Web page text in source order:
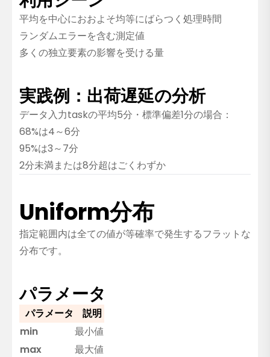
平均を中心におおよそ均等にばらつく処理時間
ランダムエラーを含む測定値
多くの独立要素の影響を受ける量
実践例：出荷遅延の分析
データ入力taskの平均5分・標準偏差1分の場合：
68%は4～6分
95%は3～7分
2分未満または8分超はごくわずか
Uniform分布
指定範囲内は全ての値が等確率で発生するフラットな
分布です。
パラメータ
パラメータ
説明
min
最小値
max
最大値